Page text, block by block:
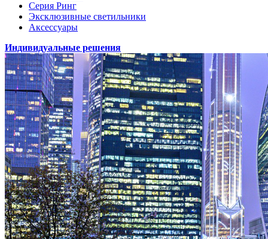
Серия Ринг
Эксклюзивные светильники
Аксессуары
Индивидуальные решения